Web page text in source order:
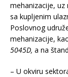
mehanizacije,
sa kupljenim
Poslovnog
mehanizacije,
5045D, a na
– U okviru